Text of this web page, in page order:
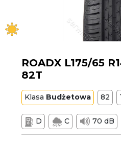
ROADX L175/65
82T
Klasa Budżetowa 82
D C 70 dB